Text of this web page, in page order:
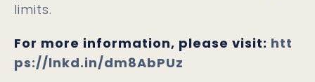
limits.
For more information, please visit: htt
ps://lnkd.in/dm8AbPUz